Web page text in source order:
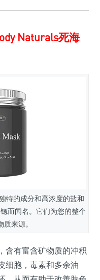
Naturals死海
特的成分和高浓度的盐和
而闻名。它们为您的整个
来源。
含有富含矿物质的冲积
细胞，毒素和多余油